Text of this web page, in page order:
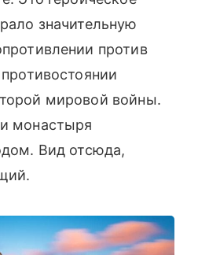
значительную
против
мировой войны.
монастыря
Вид отсюда,